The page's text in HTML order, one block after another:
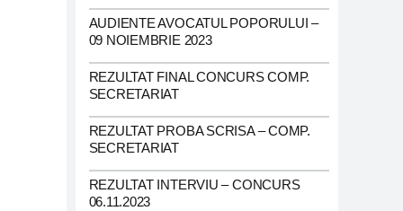
AUDIENTE AVOCATUL POPORULUI –
09 NOIEMBRIE 2023
REZULTAT FINAL CONCURS COMP.
SECRETARIAT
REZULTAT PROBA SCRISA – COMP.
SECRETARIAT
REZULTAT INTERVIU – CONCURS
06.11.2023